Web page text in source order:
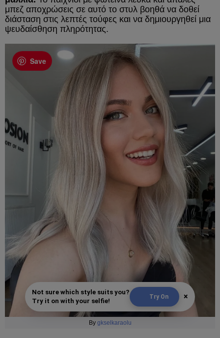
μπεζ αποχρώσεις σε αυτό το στυλ βοηθά να δοθεί
διάσταση στις λεπτές τούφες και να δημιουργηθεί μια
ψευδαίσθηση πληρότητας.
Save
Not sure which style suits you?
Try it on with your selfie!
Try On ×
By gkselkaraolu